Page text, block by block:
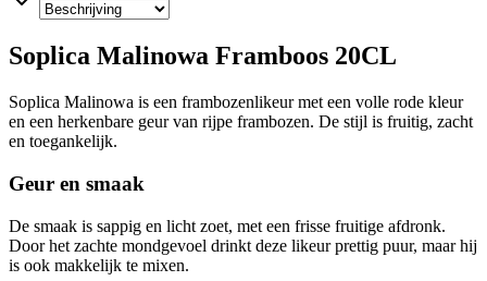
Soplica Malinowa Framboos 20CL
Soplica Malinowa is een frambozenlikeur met een volle rode kleur
en een herkenbare geur van rijpe frambozen. De stijl is fruitig, zacht
en toegankelijk.
Geur en smaak
De smaak is sappig en licht zoet, met een frisse fruitige afdronk.
Door het zachte mondgevoel drinkt deze likeur prettig puur, maar hij
is ook makkelijk te mixen.